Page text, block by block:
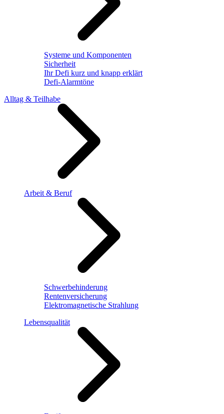
Systeme und Komponenten
Sicherheit
Ihr Defi kurz und knapp erklärt
Defi-Alarmtöne
Alltag & Teilhabe
Arbeit & Beruf
Schwerbehinderung
Rentenversicherung
Elektromagnetische Strahlung
Lebensqualität